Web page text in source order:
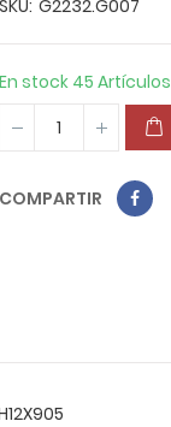
SKU G2232.G007
En stock 45 Artículos
COMPARTIR